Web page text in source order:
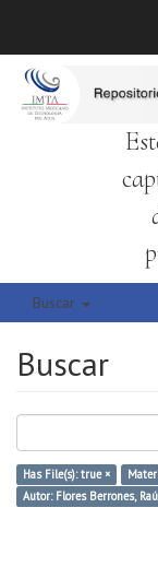
Buscar
Buscar
Has File(s): true ×
Autor: Flores Berrones,